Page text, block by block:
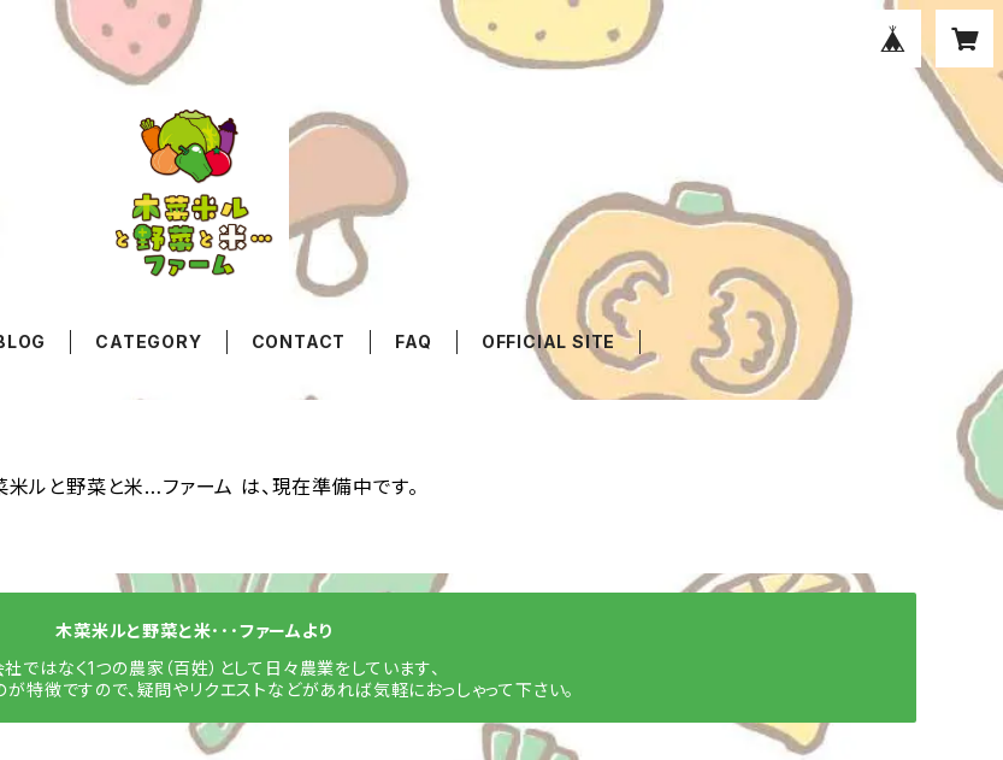
CATEGORY CONTACT FAQ OFFICIAL SITE
米ルと野菜と米…ファーム は、現在準備中です。
木菜米ルと野菜と米･･･ファームより
ではなく1つの農家（百姓）として日々農業をしています、
が特徴ですので、疑問やリクエストなどがあれば気軽におっしゃって下さい。